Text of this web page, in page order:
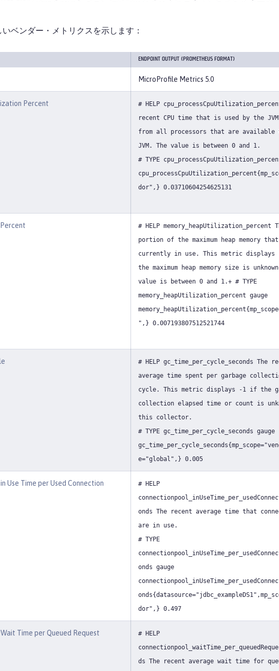
ベンダー・メトリクスを示します：
ENDPOINT OUTPUT (PROMETHEUS FORMAT)
MicroProfile Metrics 5.0
Percent
# HELP
recent CPU time that is used by the
from all processors that are available
JVM. The value is between 0 and 1.
# TYPE
dor",} 0.03710604254625131
# HELP memory_heapUtilization_percent
portion of the maximum heap memory
currently in use. This metric
the maximum heap memory size is
value is between 0 and 1.+ # TYPE
memory_heapUtilization_percent gauge
",} 0.007193807512521744
# HELP gc_time_per_cycle_seconds The
average time spent per garbage
cycle. This metric displays -1 if the
collection elapsed time or count is
this collector.
# TYPE gc_time_per_cycle_seconds gauge
e="global",} 0.005
Use Time per Used Connection
# HELP
onds The recent average time that
are in use.
# TYPE
onds gauge
dor",} 0.497
Time per Queued Request
# HELP
ds The recent average wait time for